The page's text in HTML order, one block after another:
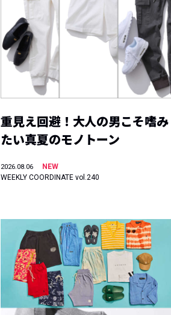
重見え回避！大人の男こそ嗜み
たい真夏のモノトーン
2026.08.06
NEW
WEEKLY COORDINATE vol.240